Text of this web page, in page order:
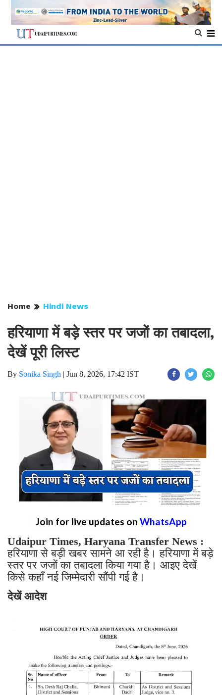
Home Hindi News
हरियाणा में बड़े स्तर पर जजों का तबादला,
देखें पूरी लिस्ट ​​​​​​​
By Sonika Singh | Jun 8, 2026, 17:42 IST
Join for live updates on WhatsApp
Udaipur Times, Haryana Transfer News :
हरियाणा से बड़ी खबर सामने आ रही है। हरियाणा में बड़े
स्तर पर जजों का तबादला किया गया है। आइए देखें
किसे कहाँ नई जिम्मेदारी सौंपी गई है।
देखें आदेश